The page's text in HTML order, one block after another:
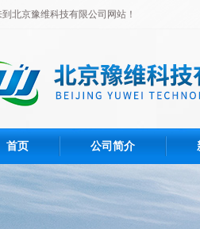
北京豫维科技有限公司网站！
首页 公司简介